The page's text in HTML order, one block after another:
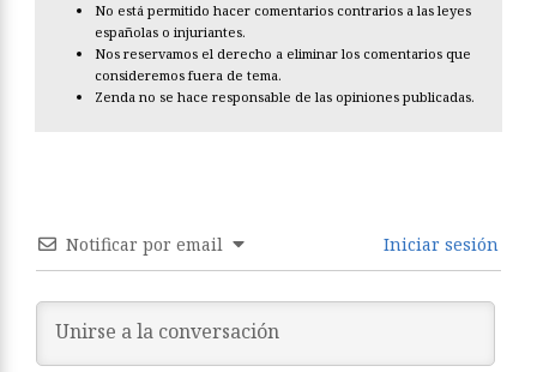
No está permitido hacer comentarios contrarios a las leyes
españolas o injuriantes.
Nos reservamos el derecho a eliminar los comentarios que
consideremos fuera de tema.
Zenda no se hace responsable de las opiniones publicadas.
Notificar por email Iniciar sesión